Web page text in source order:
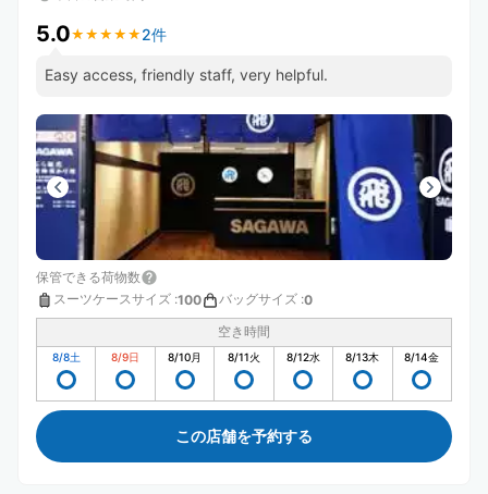
5.0★ ★ ★ ★ ★
★ ★ ★ ★ ★ 2件
Easy access, friendly staff, very helpful.
保管できる荷物数
スーツケースサイズ :100 バッグサイズ :0
空き時間
8/8土 8/9日 8/10月 8/11火 8/12水 8/13木 8/14金
この店舗を予約する